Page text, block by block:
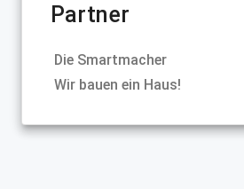
Partner
Die Smartmacher
Wir bauen ein Haus!